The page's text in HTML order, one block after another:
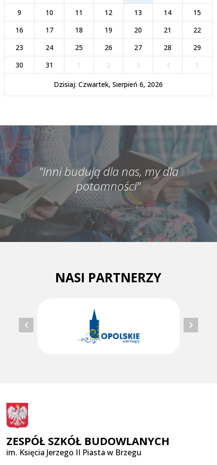
9
10 11 12 13 14
15
16
17 18 19 20 21
22
23
24 25 26 27 28
29
30
31 1 2 3 4 5
Dzisiaj: Czwartek, Sierpień 6, 2026
"Inni budują dla nas, my dla
potomności"
NASI PARTNERZY
ZESPÓŁ SZKÓŁ BUDOWLANYCH
im. Księcia Jerzego II Piasta w Brzegu